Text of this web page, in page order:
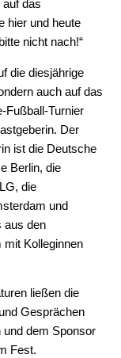
das
hier und heute
nicht nach!“
die diesjährige
auch auf das
Fußball-Turnier
Der
ist die Deutsche
Berlin, die
die
und
aus den
mit Kolleginnen
ließen die
Gesprächen
und dem Sponsor
Fest.